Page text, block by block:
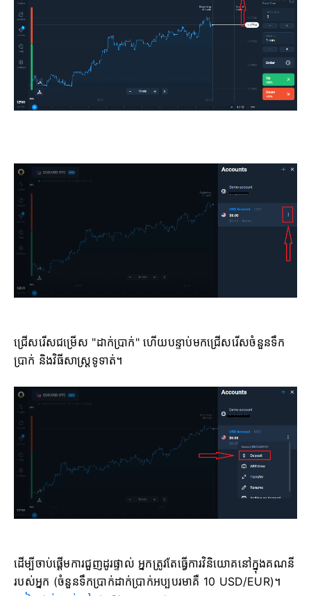
ជ្រើសរើសជម្រើស "ដាក់ប្រាក់" ហើយបន្ទាប់មកជ្រើសរើសចំនួនទឹក
ប្រាក់ និងវិធីសាស្ត្រទូទាត់។
ដើម្បីចាប់ផ្តើមការជួញដូរផ្ទាល់ អ្នកត្រូវតែធ្វើការវិនិយោគនៅក្នុងគណនី
របស់អ្នក (ចំនួនទឹកប្រាក់ដាក់ប្រាក់អប្បបរមាគឺ 10 USD/EUR)។